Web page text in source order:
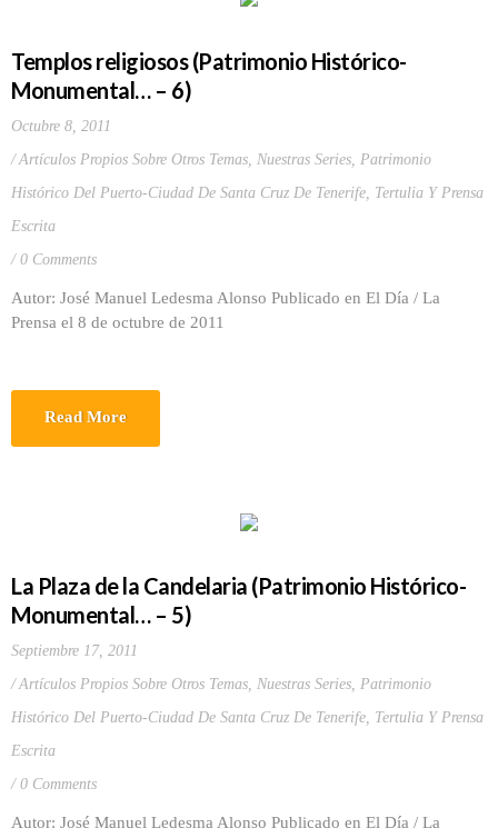
Templos religiosos (Patrimonio Histórico-
Monumental… – 6)
Octubre 8, 2011
Artículos Propios Sobre Otros Temas, Nuestras Series, Patrimonio
Histórico Del Puerto-Ciudad De Santa Cruz De Tenerife, Tertulia Y Prensa
Escrita
0 Comments
Autor: José Manuel Ledesma Alonso Publicado en El Día / La
Prensa el 8 de octubre de 2011
Read More
La Plaza de la Candelaria (Patrimonio Histórico-
Monumental… – 5)
Septiembre 17, 2011
Artículos Propios Sobre Otros Temas, Nuestras Series, Patrimonio
Histórico Del Puerto-Ciudad De Santa Cruz De Tenerife, Tertulia Y Prensa
Escrita
0 Comments
Autor: José Manuel Ledesma Alonso Publicado en El Día / La